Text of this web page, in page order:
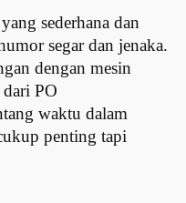
sederhana dan
segar dan jenaka.
dengan mesin
PO
waktu dalam
penting tapi